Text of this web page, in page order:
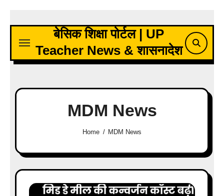
content
बेसिक शिक्षा पोर्टल | UP
Teacher News & शासनादेश
MDM News
Home MDM News